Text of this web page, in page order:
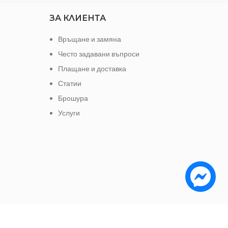
ЗА КЛИЕНТА
Връщане и замяна
Често задавани въпроси
Плащане и доставка
Статии
Брошура
Услуги